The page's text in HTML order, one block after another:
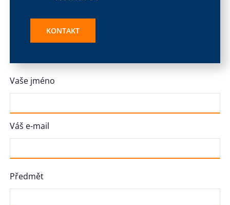
KONTAKT
Vaše jméno
Váš e-mail
Předmět